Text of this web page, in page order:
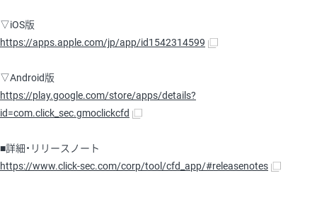
▽iOS版
https://apps.apple.com/jp/app/id1542314599
▽Android版
https://play.google.com/store/apps/details?
id=com.click_sec.gmoclickcfd
■詳細・リリースノート
https://www.click-sec.com/corp/tool/cfd_app/#releasenotes